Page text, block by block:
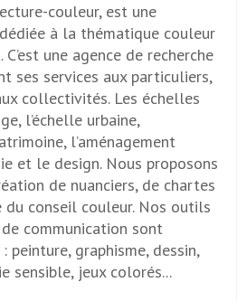
DESSIN ET
ENSEIGNEMENTS
LE LABORATOIRE
couleur, est une
à la thématique couleur
une agence de recherche
ses services aux particuliers,
collectivités. Les échelles
l’échelle urbaine,
l’aménagement
et le design. Nous proposons
de nuanciers, de chartes
du conseil couleur. Nos outils
communication sont
graphisme, dessin,
sensible, jeux colorés...